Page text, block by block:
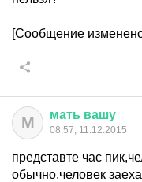
[Сообщение
М мать вашу
08:57, 11.12.2015
представте час
обычно,человек